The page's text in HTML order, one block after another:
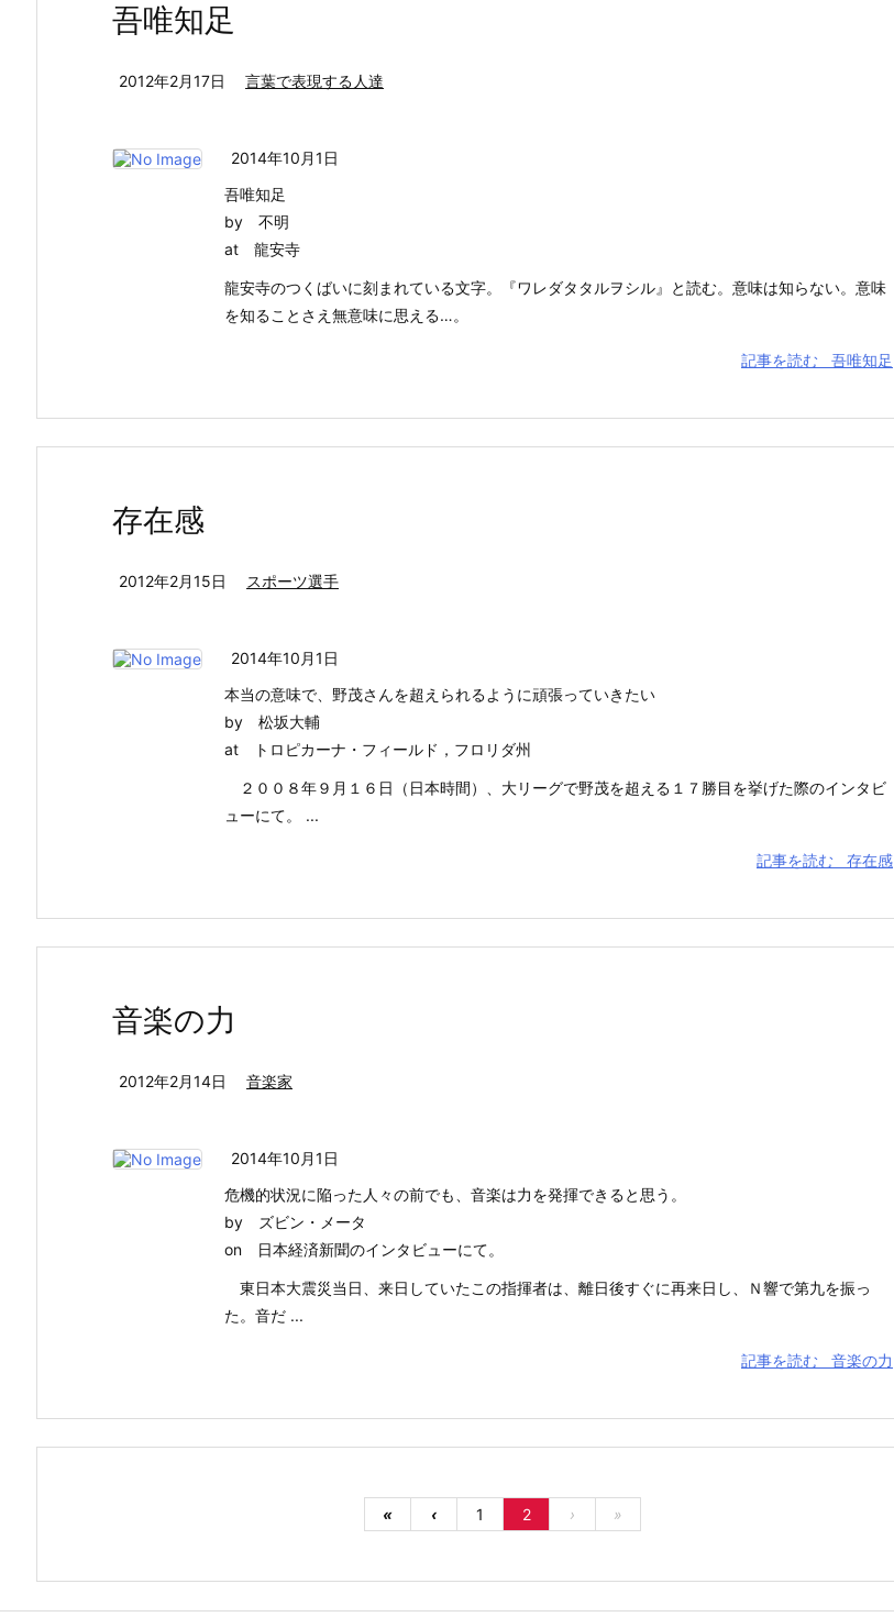
吾唯知足
2012年2月17日 言葉で表現する人達
2014年10月1日
吾唯知足
by 不明
at 龍安寺
龍安寺のつくばいに刻まれている文字。『ワレダタタルヲシル』と読む。意味は知らない。意味
を知ることさえ無意味に思える…。
記事を読む 吾唯知足
存在感
2012年2月15日 スポーツ選手
2014年10月1日
本当の意味で、野茂さんを超えられるように頑張っていきたい
by 松坂大輔
at トロピカーナ・フィールド，フロリダ州
２００８年９月１６日（日本時間）、大リーグで野茂を超える１７勝目を挙げた際のインタビ
ューにて。 ...
記事を読む 存在感
音楽の力
2012年2月14日 音楽家
2014年10月1日
危機的状況に陥った人々の前でも、音楽は力を発揮できると思う。
by ズビン・メータ
on 日本経済新聞のインタビューにて。
東日本大震災当日、来日していたこの指揮者は、離日後すぐに再来日し、Ｎ響で第九を振っ
た。音だ ...
記事を読む 音楽の力
« ‹ 1 2 › »